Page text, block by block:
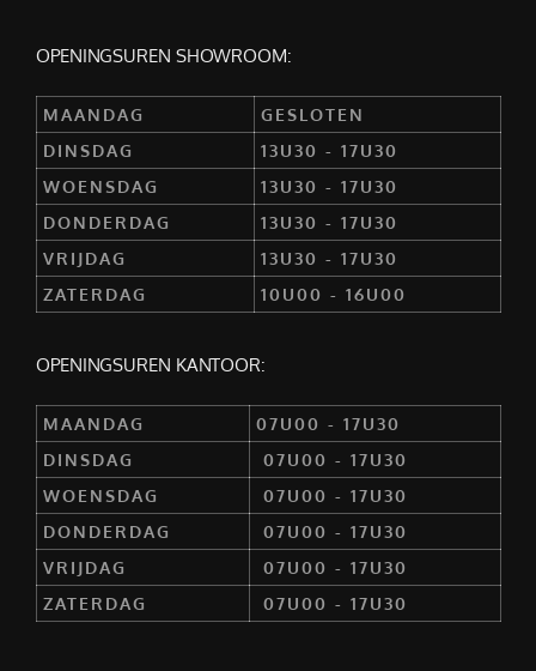
OPENINGSUREN SHOWROOM:
MAANDAG
GESLOTEN
DINSDAG
13U30 - 17U30
WOENSDAG
13U30 - 17U30
DONDERDAG
13U30 - 17U30
VRIJDAG
13U30 - 17U30
ZATERDAG
10U00 - 16U00
OPENINGSUREN KANTOOR:
MAANDAG
07U00 - 17U30
DINSDAG
07U00 - 17U30
WOENSDAG
07U00 - 17U30
DONDERDAG
07U00 - 17U30
VRIJDAG
07U00 - 17U30
ZATERDAG
07U00 - 17U30